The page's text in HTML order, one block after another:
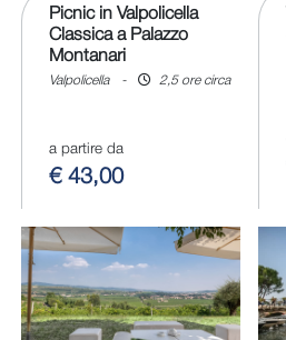
Picnic in Valpolicella
Classica a Palazzo
Montanari
Valpolicella - 2,5 ore circa
a partire da
€ 43,00